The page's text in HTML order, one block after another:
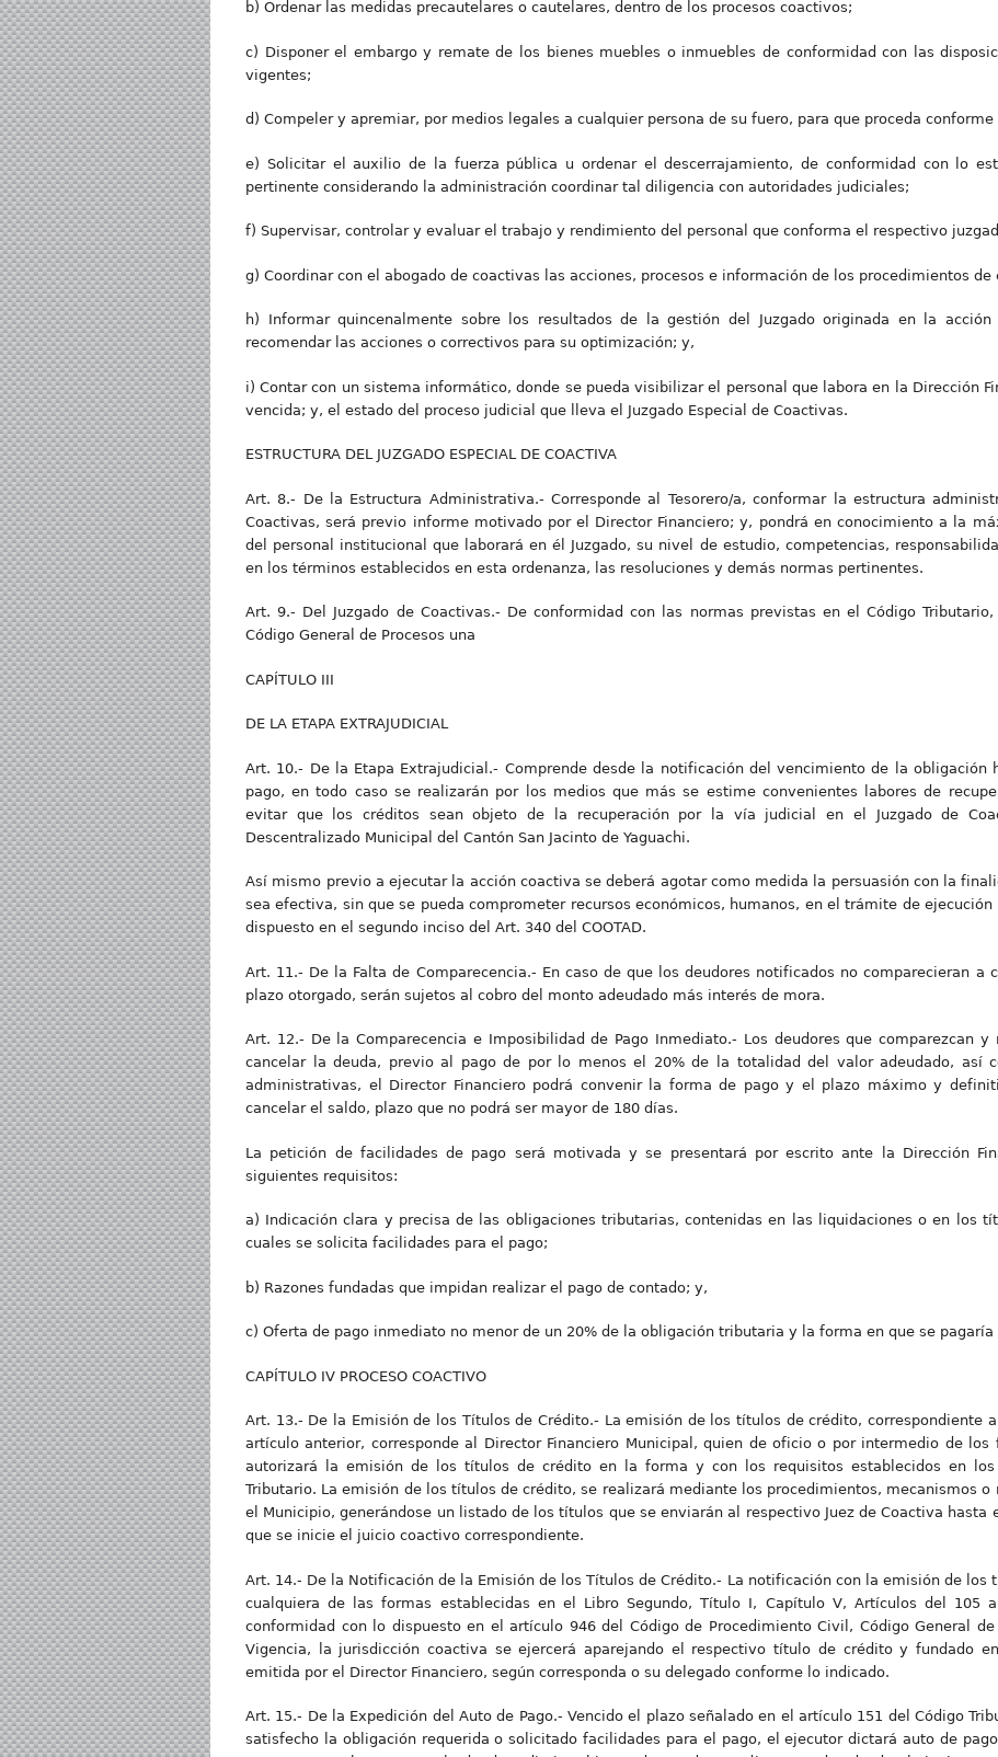
b) Ordenar las medidas precautelares o cautelares, dentro de los procesos coactivos;
c) Disponer el embargo y remate de los bienes muebles o inmuebles de conformidad con las
vigentes;
d) Compeler y apremiar, por medios legales a cualquier persona de su fuero, para que proceda conforme
e) Solicitar el auxilio de la fuerza pública u ordenar el descerrajamiento, de conformidad con lo
pertinente considerando la administración coordinar tal diligencia con autoridades judiciales;
f) Supervisar, controlar y evaluar el trabajo y rendimiento del personal que conforma el respectivo
g) Coordinar con el abogado de coactivas las acciones, procesos e información de los procedimientos de
h) Informar quincenalmente sobre los resultados de la gestión del Juzgado originada en la
recomendar las acciones o correctivos para su optimización; y,
i) Contar con un sistema informático, donde se pueda visibilizar el personal que labora en la Dirección
vencida; y, el estado del proceso judicial que lleva el Juzgado Especial de Coactivas.
ESTRUCTURA DEL JUZGADO ESPECIAL DE COACTIVA
Art. 8.- De la Estructura Administrativa.- Corresponde al Tesorero/a, conformar la estructura
Coactivas, será previo informe motivado por el Director Financiero; y, pondrá en conocimiento a la
del personal institucional que laborará en él Juzgado, su nivel de estudio, competencias,
en los términos establecidos en esta ordenanza, las resoluciones y demás normas pertinentes.
Art. 9.- Del Juzgado de Coactivas.- De conformidad con las normas previstas en el Código
Código General de Procesos una
CAPÍTULO III
DE LA ETAPA EXTRAJUDICIAL
Art. 10.- De la Etapa Extrajudicial.- Comprende desde la notificación del vencimiento de la obligación
pago, en todo caso se realizarán por los medios que más se estime convenientes labores de
evitar que los créditos sean objeto de la recuperación por la vía judicial en el Juzgado de
Descentralizado Municipal del Cantón San Jacinto de Yaguachi.
Así mismo previo a ejecutar la acción coactiva se deberá agotar como medida la persuasión con la
sea efectiva, sin que se pueda comprometer recursos económicos, humanos, en el trámite de
dispuesto en el segundo inciso del Art. 340 del COOTAD.
Art. 11.- De la Falta de Comparecencia.- En caso de que los deudores notificados no comparecieran a
plazo otorgado, serán sujetos al cobro del monto adeudado más interés de mora.
Art. 12.- De la Comparecencia e Imposibilidad de Pago Inmediato.- Los deudores que comparezcan
cancelar la deuda, previo al pago de por lo menos el 20% de la totalidad del valor adeudado, así
administrativas, el Director Financiero podrá convenir la forma de pago y el plazo máximo y
cancelar el saldo, plazo que no podrá ser mayor de 180 días.
La petición de facilidades de pago será motivada y se presentará por escrito ante la Dirección
siguientes requisitos:
a) Indicación clara y precisa de las obligaciones tributarias, contenidas en las liquidaciones o en los
cuales se solicita facilidades para el pago;
b) Razones fundadas que impidan realizar el pago de contado; y,
c) Oferta de pago inmediato no menor de un 20% de la obligación tributaria y la forma en que se pagaría
CAPÍTULO IV PROCESO COACTIVO
Art. 13.- De la Emisión de los Títulos de Crédito.- La emisión de los títulos de crédito, correspondiente
artículo anterior, corresponde al Director Financiero Municipal, quien de oficio o por intermedio de los
autorizará la emisión de los títulos de crédito en la forma y con los requisitos establecidos en
Tributario. La emisión de los títulos de crédito, se realizará mediante los procedimientos, mecanismos o
el Municipio, generándose un listado de los títulos que se enviarán al respectivo Juez de Coactiva hasta
que se inicie el juicio coactivo correspondiente.
Art. 14.- De la Notificación de la Emisión de los Títulos de Crédito.- La notificación con la emisión de los
cualquiera de las formas establecidas en el Libro Segundo, Título I, Capítulo V, Artículos del 105
conformidad con lo dispuesto en el artículo 946 del Código de Procedimiento Civil, Código General
Vigencia, la jurisdicción coactiva se ejercerá aparejando el respectivo título de crédito y fundado
emitida por el Director Financiero, según corresponda o su delegado conforme lo indicado.
Art. 15.- De la Expedición del Auto de Pago.- Vencido el plazo señalado en el artículo 151 del Código
satisfecho la obligación requerida o solicitado facilidades para el pago, el ejecutor dictará auto de